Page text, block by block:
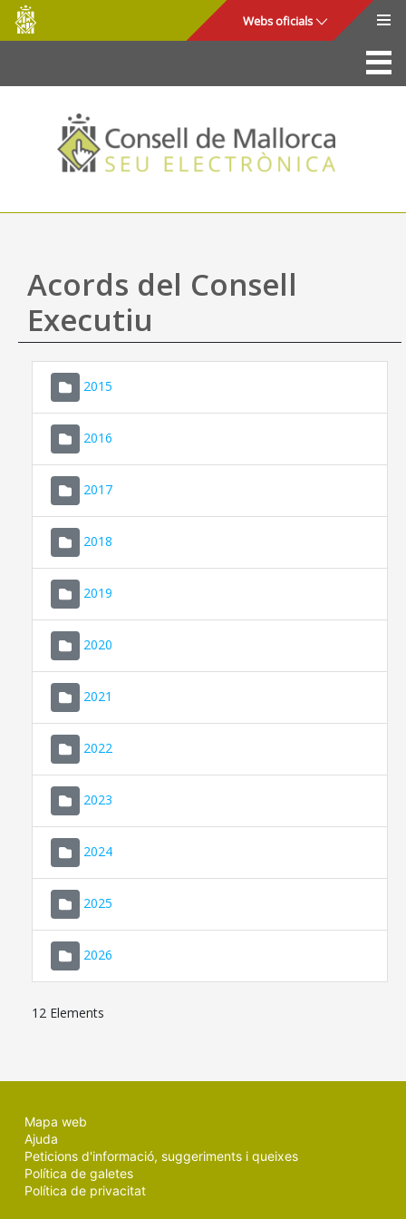
Salta al contingut principal
Consell
de
Mallorca
Webs oficials
La Seu
Consell de Mallorca
Accés i seguretat
Utilitats
Ajuda
Acords del Consell
Executiu
2015
2016
2017
2018
2019
2020
2021
2022
2023
2024
2025
2026
12 Elements
Mapa web
Ajuda
Peticions d'informació, suggeriments i queixes
Política de galetes
Política de privacitat